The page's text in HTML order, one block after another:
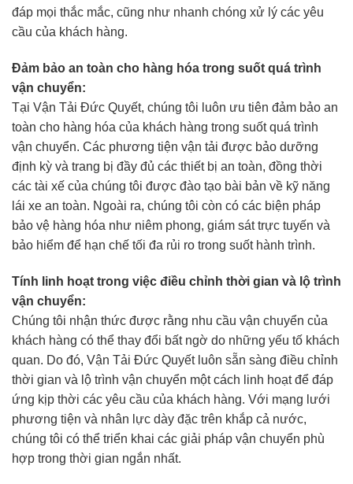
đáp mọi thắc mắc, cũng như nhanh chóng xử lý các yêu
cầu của khách hàng.
Đảm bảo an toàn cho hàng hóa trong suốt quá trình
vận chuyển:
Tại Vận Tải Đức Quyết, chúng tôi luôn ưu tiên đảm bảo an
toàn cho hàng hóa của khách hàng trong suốt quá trình
vận chuyển. Các phương tiện vận tải được bảo dưỡng
định kỳ và trang bị đầy đủ các thiết bị an toàn, đồng thời
các tài xế của chúng tôi được đào tạo bài bản về kỹ năng
lái xe an toàn. Ngoài ra, chúng tôi còn có các biện pháp
bảo vệ hàng hóa như niêm phong, giám sát trực tuyến và
bảo hiểm để hạn chế tối đa rủi ro trong suốt hành trình.
Tính linh hoạt trong việc điều chỉnh thời gian và lộ trình
vận chuyển:
Chúng tôi nhận thức được rằng nhu cầu vận chuyển của
khách hàng có thể thay đổi bất ngờ do những yếu tố khách
quan. Do đó, Vận Tải Đức Quyết luôn sẵn sàng điều chỉnh
thời gian và lộ trình vận chuyển một cách linh hoạt để đáp
ứng kịp thời các yêu cầu của khách hàng. Với mạng lưới
phương tiện và nhân lực dày đặc trên khắp cả nước,
chúng tôi có thể triển khai các giải pháp vận chuyển phù
hợp trong thời gian ngắn nhất.